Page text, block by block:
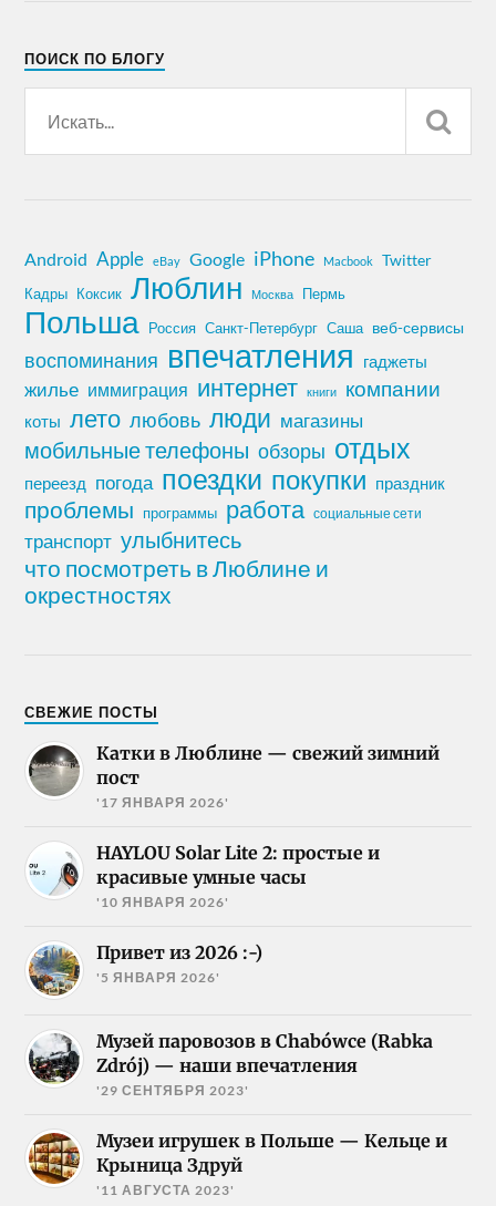
ПОИСК ПО БЛОГУ
Android Apple eBay Google iPhone Macbook Twitter
Кадры Коксик Люблин Москва Пермь
Польша Россия Санкт-Петербург Саша веб-сервисы
воспоминания впечатления гаджеты
жилье иммиграция интернет книги компании
коты лето любовь люди магазины
мобильные телефоны обзоры отдых
переезд погода поездки покупки праздник
проблемы программы работа социальные сети
транспорт улыбнитесь
что посмотреть в Люблине и
окрестностях
СВЕЖИЕ ПОСТЫ
Катки в Люблине — свежий зимний
пост
'17 ЯНВАРЯ 2026'
HAYLOU Solar Lite 2: простые и
красивые умные часы
'10 ЯНВАРЯ 2026'
Привет из 2026 :-)
'5 ЯНВАРЯ 2026'
Музей паровозов в Chabówce (Rabka
Zdrój) — наши впечатления
'29 СЕНТЯБРЯ 2023'
Музеи игрушек в Польше — Кельце и
Крыница Здруй
'11 АВГУСТА 2023'